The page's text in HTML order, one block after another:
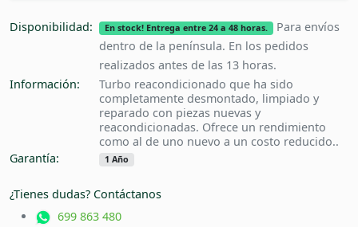
Disponibilidad: En stock! Entrega entre 24 a 48 horas.
Para envíos
dentro de la península. En los pedidos
realizados antes de las 13 horas.
Información:
Turbo reacondicionado que ha sido
completamente desmontado, limpiado y
reparado con piezas nuevas y
reacondicionadas. Ofrece un rendimiento
como al de uno nuevo a un costo reducido..
Garantía:
1 Año
¿Tienes dudas? Contáctanos
699 863 480